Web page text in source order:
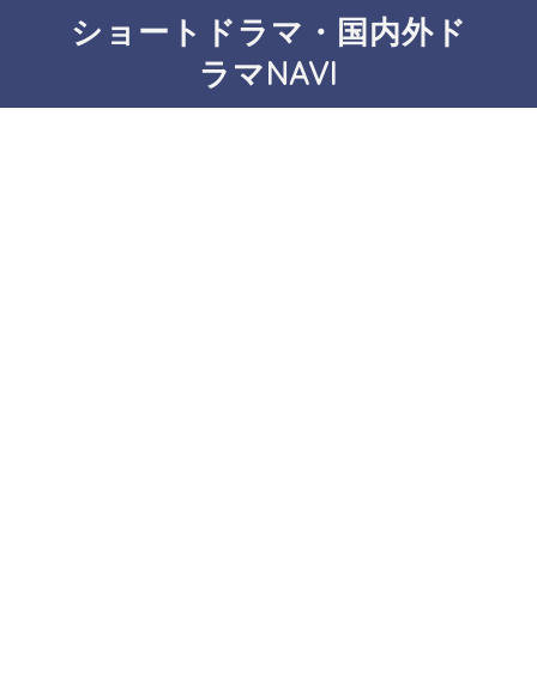
ショートドラマ・国内外ド
ラマNAVI